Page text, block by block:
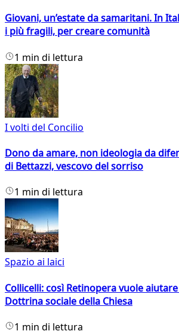
Giovani, un’estate da samaritani. In
i più fragili, per creare comunità
1 min di lettura
I volti del Concilio
Dono da amare, non ideologia da
di Bettazzi, vescovo del sorriso
1 min di lettura
Spazio ai laici
Collicelli: così Retinopera vuole
Dottrina sociale della Chiesa
1 min di lettura